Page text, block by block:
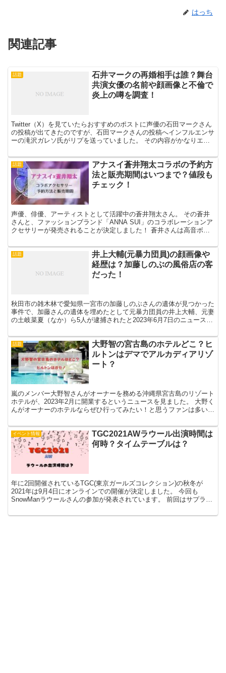
はっち
関連記事
話題
石井マークの再婚相手は誰？舞台
共演女優の名前や顔画像と不倫で
炎上の噂を調査！
Twitter（X）を見ていたらおすすめのポストに声優の石田マークさん
の投稿が出てきたのですが、石田マークさんの投稿へインフルエンサ
ーの滝沢ガレソ氏がリプを送っていました。 その内容がかなりエグ
話題
アナスイ蒼井翔太コラボの予約方
法と販売期間はいつまで？値段も
チェック！
声優、俳優、アーティストとして活躍中の蒼井翔太さん。 その蒼井
さんと、ファッションブランド「ANNA SUI」のコラボレーションア
クセサリーが発売されることが決定しました！ 蒼井さんは高音ボイ
話題
井上大輔(元暴力団員)の顔画像や
経歴は？加藤しのぶの風俗店の客
だった！
秋田市の雑木林で愛知県一宮市の加藤しのぶさんの遺体が見つかった
事件で、加藤さんの遺体を埋めたとして元暴力団員の井上大輔、元妻
の土岐菜夏（なか）ら5人が逮捕されたと2023年6月7日のニュースで
話題
大野智の宮古島のホテルどこ？ヒ
ルトンはデマでアルカディアリゾ
ート？
嵐のメンバー大野智さんがオーナーを務める沖縄県宮古島のリゾート
ホテルが、2023年2月に開業するというニュースを見ました。 大野く
んがオーナーのホテルならぜひ行ってみたい！と思うファンは多いで
イベント情報
TGC2021AWラウール出演時間は
何時？タイムテーブルは？
年に2回開催されているTGC(東京ガールズコレクション)の秋冬が
2021年は9月4日にオンラインでの開催が決定しました。 今回も
SnowManラウールさんの参加が発表されています。 前回はサプライ